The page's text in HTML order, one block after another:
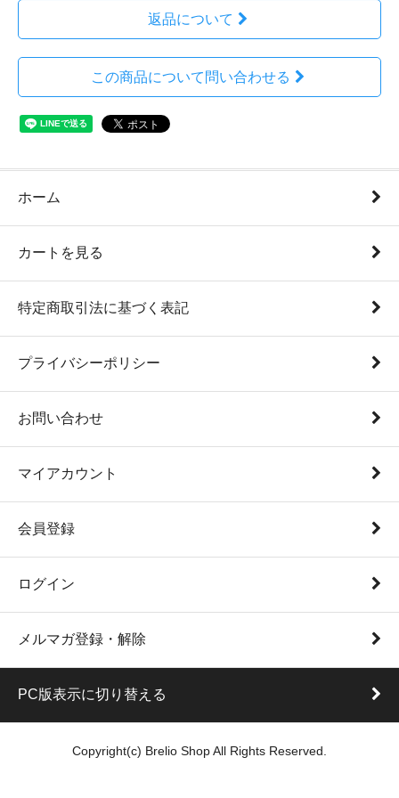
返品について
この商品について問い合わせる
ホーム
カートを見る
特定商取引法に基づく表記
プライバシーポリシー
お問い合わせ
マイアカウント
会員登録
ログイン
メルマガ登録・解除
PC版表示に切り替える
Copyright(c) Brelio Shop All Rights Reserved.